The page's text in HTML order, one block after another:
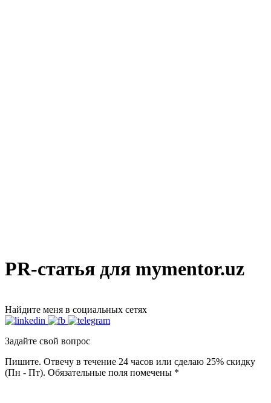
PR-статья для mymentor.uz
Найдите меня в социальных сетях
Задайте свой вопрос
Пишите. Отвечу в течение 24 часов или сделаю 25% скидку
(Пн - Пт). Обязательные поля помечены *